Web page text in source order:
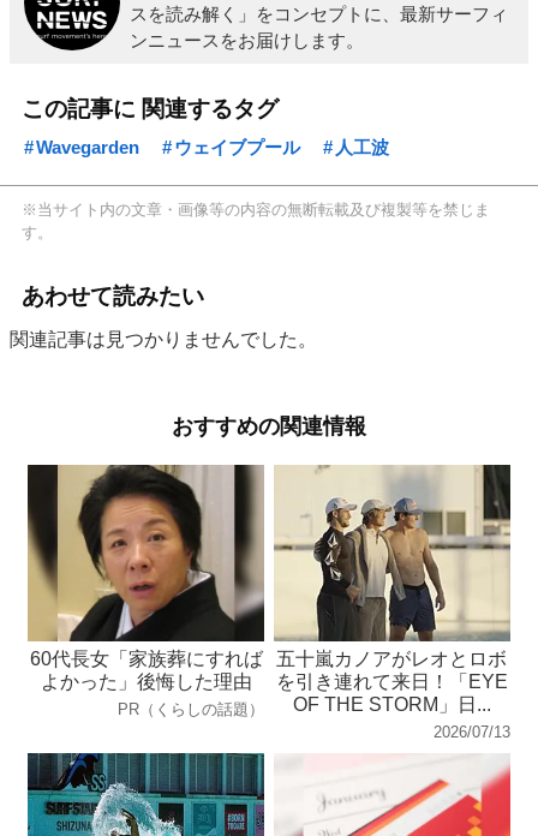
スを読み解く」をコンセプトに、最新サーフィ
ンニュースをお届けします。
この記事に 関連するタグ
Wavegarden ウェイブプール 人工波
※当サイト内の文章・画像等の内容の無断転載及び複製等を禁じま
す。
あわせて読みたい
関連記事は見つかりませんでした。
おすすめの関連情報
60代長女「家族葬にすれば
よかった」後悔した理由
PR（くらしの話題）
五十嵐カノアがレオとロボ
を引き連れて来日！「EYE
OF THE STORM」日...
2026/07/13